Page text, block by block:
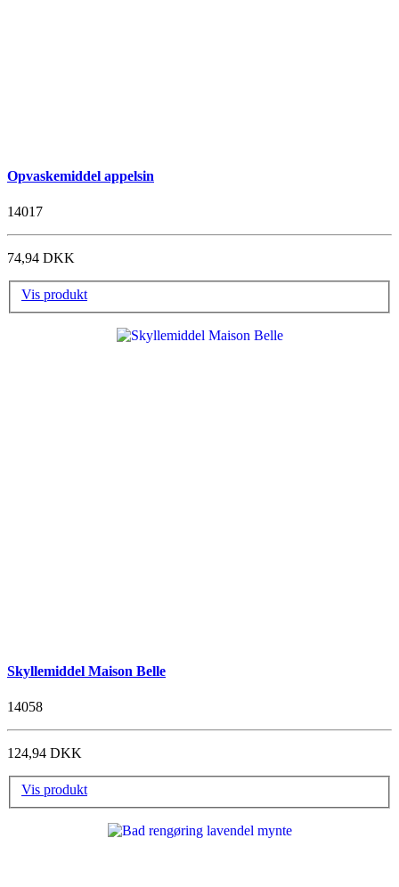
Opvaskemiddel appelsin
14017
74,94 DKK
Vis produkt
Skyllemiddel Maison Belle
14058
124,94 DKK
Vis produkt